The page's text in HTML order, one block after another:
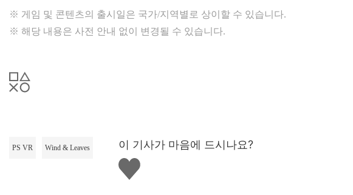
※ 게임 및 콘텐츠의 출시일은 국가/지역별로 상이할 수 있습니다.
※ 해당 내용은 사전 안내 없이 변경될 수 있습니다.
PS VR Wind & Leaves
이 기사가 마음에 드시나요?
좋
아